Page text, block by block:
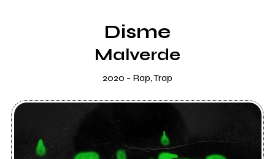
Disme
Malverde
2020 - Rap, Trap